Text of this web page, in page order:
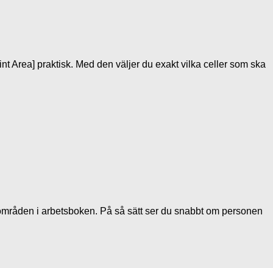
Area] praktisk. Med den väljer du exakt vilka celler som ska
i arbetsboken. På så sätt ser du snabbt om personen